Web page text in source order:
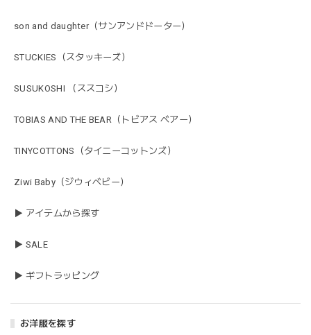
son and daughter（サンアンドドーター）
STUCKIES（スタッキーズ）
SUSUKOSHI （ススコシ）
TOBIAS AND THE BEAR（トビアス ベアー）
TINYCOTTONS（タイニーコットンズ）
Ziwi Baby（ジウィベビー）
▶ アイテムから探す
▶ SALE
▶ ギフトラッピング
お洋服を探す